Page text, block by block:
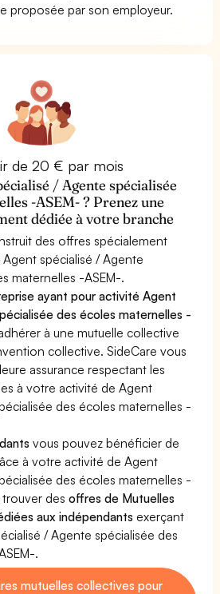
proposée par son employeur.
de 20 € par mois
/ Agente spécialisée
-ASEM- ? Prenez une
dédiée à votre branche
des offres spécialement
spécialisé / Agente
maternelles -ASEM-.
ayant pour activité Agent
des écoles maternelles -
à une mutuelle collective
collective. SideCare vous
assurance respectant les
à votre activité de Agent
des écoles maternelles -
vous pouvez bénéficier de
à votre activité de Agent
des écoles maternelles -
trouver desoffres de Mutuelles
aux indépendants exerçant
/ Agente spécialisée des
.
mutuelles collectives pour